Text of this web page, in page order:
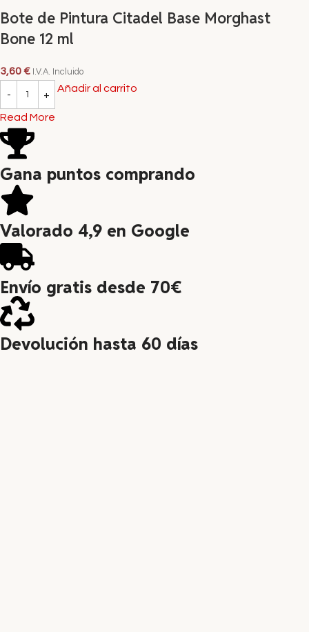
Bote de Pintura Citadel Base Morghast
Bone 12 ml
3,60€ I.V.A. Incluido
Añadir al carrito
Read More
Gana puntos comprando
Valorado 4,9 en Google
Envío gratis desde 70€
Devolución hasta 60 días